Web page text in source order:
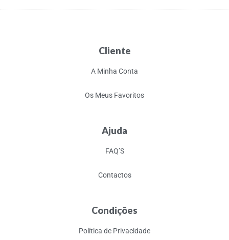
Cliente
A Minha Conta
Os Meus Favoritos
Ajuda
FAQ’S
Contactos
Condições
Política de Privacidade